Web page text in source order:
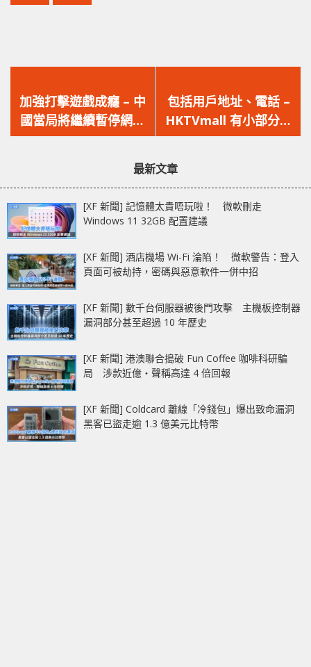
一
篇
文
加強打擊遊戲成癮 – 中
國當局將繼續暫停網絡
遊戲的審核工作
一
篇
文
包括用戶地址、電話 –
HKTVmall 有小部分客
戶資料被未經授權取覽
最新文章
[XF 新聞] 記憶體太貴唔玩啦！ 微軟刪走
Windows 11 32GB 配置建議
[XF 新聞] 酒店機場 Wi-Fi 淪陷！ 微軟警告：登入
頁面可被劫持，密碼與惡意軟件一併中招
[XF 新聞] 數千台伺服器被後門攻擊 主機板控制器
漏洞部分甚至超過 10 年歷史
[XF 新聞] 港澳聯合搗破 Fun Coffee 咖啡科研騙
局 涉款近億‧聲稱高達 4 倍回報
[XF 新聞] Coldcard 離線「冷錢包」爆出致命漏洞
黑客已盜走逾 1.3 億美元比特幣